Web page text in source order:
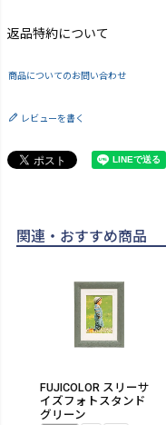
返品特約について
商品についてのお問い合わせ
レビューを書く
関連・おすすめ商品
FUJICOLOR スリーサ
イズフォトスタンド
グリーン